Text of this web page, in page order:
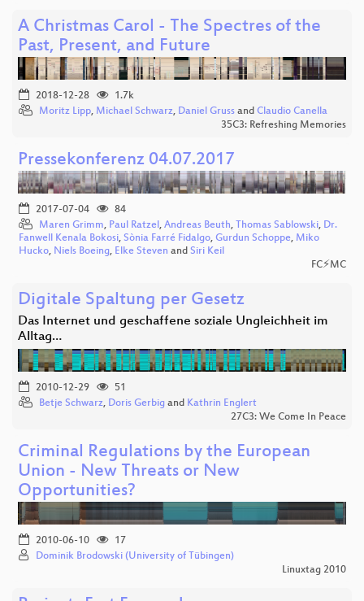
A Christmas Carol - The Spectres of the
Past, Present, and Future
2018-12-28
1.7k
Moritz Lipp, Michael Schwarz, Daniel Gruss and Claudio Canella
35C3: Refreshing Memories
Pressekonferenz 04.07.2017
2017-07-04
84
Maren Grimm, Paul Ratzel, Andreas Beuth, Thomas Sablowski, Dr.
Fanwell Kenala Bokosi, Sònia Farré Fidalgo, Gurdun Schoppe, Miko
Hucko, Niels Boeing, Elke Steven and Siri Keil
FC⚡MC
Digitale Spaltung per Gesetz
Das Internet und geschaffene soziale Ungleichheit im
Alltag…
2010-12-29
51
Betje Schwarz, Doris Gerbig and Kathrin Englert
27C3: We Come In Peace
Criminal Regulations by the European
Union - New Threats or New
Opportunities?
2010-06-10
17
Dominik Brodowski (University of Tübingen)
Linuxtag 2010